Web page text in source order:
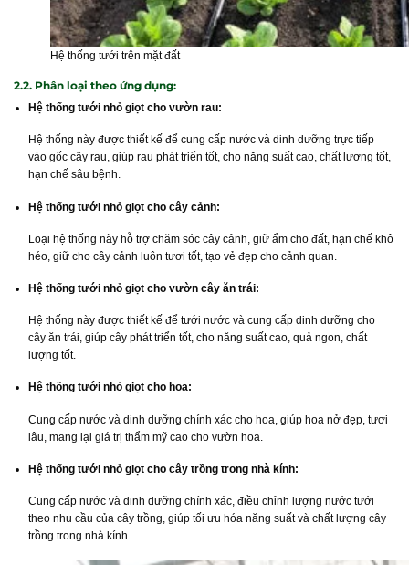
Hệ thống tưới trên mặt đất
2.2. Phân loại theo ứng dụng:
Hệ thống tưới nhỏ giọt cho vườn rau:
Hệ thống này được thiết kế để cung cấp nước và dinh dưỡng trực tiếp
vào gốc cây rau, giúp rau phát triển tốt, cho năng suất cao, chất lượng tốt,
hạn chế sâu bệnh.
Hệ thống tưới nhỏ giọt cho cây cảnh:
Loại hệ thống này hỗ trợ chăm sóc cây cảnh, giữ ẩm cho đất, hạn chế khô
héo, giữ cho cây cảnh luôn tươi tốt, tạo vẻ đẹp cho cảnh quan.
Hệ thống tưới nhỏ giọt cho vườn cây ăn trái:
Hệ thống này được thiết kế để tưới nước và cung cấp dinh dưỡng cho
cây ăn trái, giúp cây phát triển tốt, cho năng suất cao, quả ngon, chất
lượng tốt.
Hệ thống tưới nhỏ giọt cho hoa:
Cung cấp nước và dinh dưỡng chính xác cho hoa, giúp hoa nở đẹp, tươi
lâu, mang lại giá trị thẩm mỹ cao cho vườn hoa.
Hệ thống tưới nhỏ giọt cho cây trồng trong nhà kính:
Cung cấp nước và dinh dưỡng chính xác, điều chỉnh lượng nước tưới
theo nhu cầu của cây trồng, giúp tối ưu hóa năng suất và chất lượng cây
trồng trong nhà kính.